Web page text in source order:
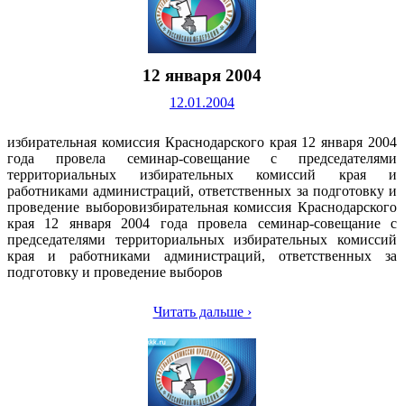
12 января 2004
12.01.2004
избирательная комиссия Краснодарского края 12 января 2004
года провела семинар-совещание с председателями
территориальных избирательных комиссий края и
работниками администраций, ответственных за подготовку и
проведение выборовизбирательная комиссия Краснодарского
края 12 января 2004 года провела семинар-совещание с
председателями территориальных избирательных комиссий
края и работниками администраций, ответственных за
подготовку и проведение выборов
Читать дальше ›